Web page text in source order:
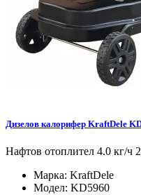
Дизелов калорифер KraftDele
Нафтов отоплител 4.0 кг/ч
Марка: KraftDele
Модел: KD5960